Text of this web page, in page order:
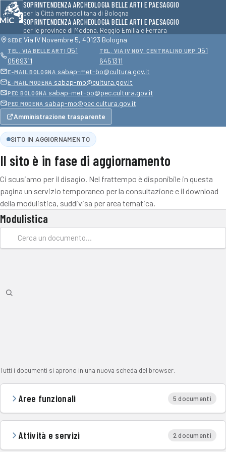
SOPRINTENDENZA ARCHEOLOGIA BELLE ARTI E PAESAGGIO
per la Città metropolitana di Bologna
SOPRINTENDENZA ARCHEOLOGIA BELLE ARTI E PAESAGGIO
per le province di Modena, Reggio Emilia e Ferrara
SEDE Via IV Novembre 5, 40123 Bologna
TEL. VIA BELLE ARTI 051
0569311
TEL. VIA IV NOV. CENTRALINO URP 051
6451311
E-MAIL BOLOGNA sabap-met-bo@cultura.gov.it
E-MAIL MODENA sabap-mo@cultura.gov.it
PEC BOLOGNA sabap-met-bo@pec.cultura.gov.it
PEC MODENA sabap-mo@pec.cultura.gov.it
Amministrazione trasparente
SITO IN AGGIORNAMENTO
Il sito è in fase di aggiornamento
Ci scusiamo per il disagio. Nel frattempo è disponibile in questa
pagina un servizio temporaneo per la consultazione e il download
della modulistica, suddivisa per area tematica.
Modulistica
Tutti i documenti si aprono in una nuova scheda del browser.
Aree funzionali 5 documenti
Attività e servizi 2 documenti